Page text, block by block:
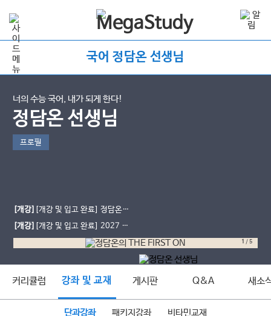
국어 정담온 선생님
너의 수능 국어, 내가 되게 한다!
정담온 선생님
프로필
[개강] [개강 및 입고 완료] 정담온의
THE FIRST ON
[개강] [개강 및 입고 완료] 2027 정
담온의 마지막 EBSㅐ[잎새] - 수특&
1 /5
커리큘럼 강좌 및 교재 게시판 Q&A 새소
단과강좌 패키지강좌 비타민교재